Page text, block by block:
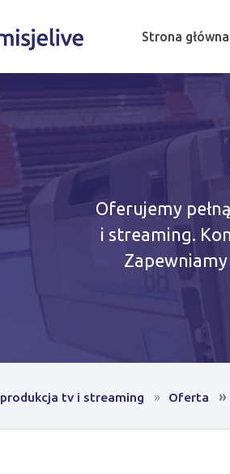
Strona główna
Oferujemy
i streaming.
tv i streaming Oferta